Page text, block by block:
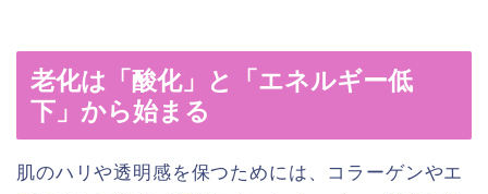
老化は「酸化」と「エネルギー低
下」から始まる
肌のハリや透明感を保つためには、コラーゲンやエ